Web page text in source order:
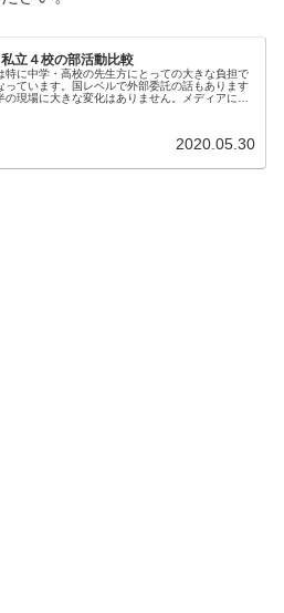
立４校の部活動比較
特に中学・高校の先生方にとっての大きな負担で
っています。国レベルで外部委託の話もあります
の現場に大きな変化はありません。メディアに取
2020.05.30